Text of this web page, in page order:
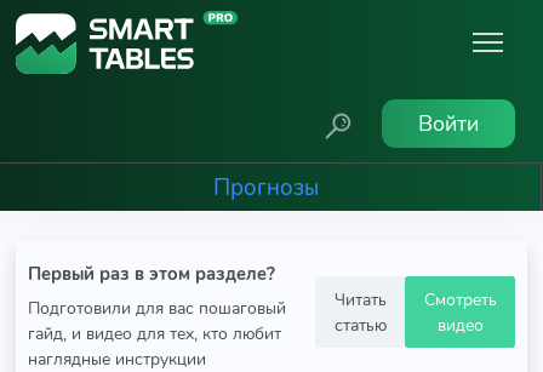
Войти
Прогнозы
Первый раз в этом разделе?
Подготовили для вас пошаговый
гайд, и видео для тех, кто любит
наглядные инструкции
Читать
статью
Смотреть
видео